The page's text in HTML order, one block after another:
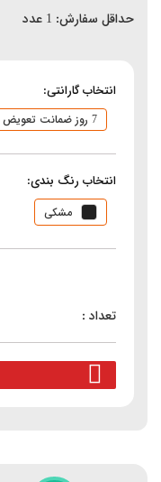
حداقل سفارش: 1 عدد
انتخاب گارانتی:
7 روز ضمانت تعویض
انتخاب رنگ بندی:
مشکی